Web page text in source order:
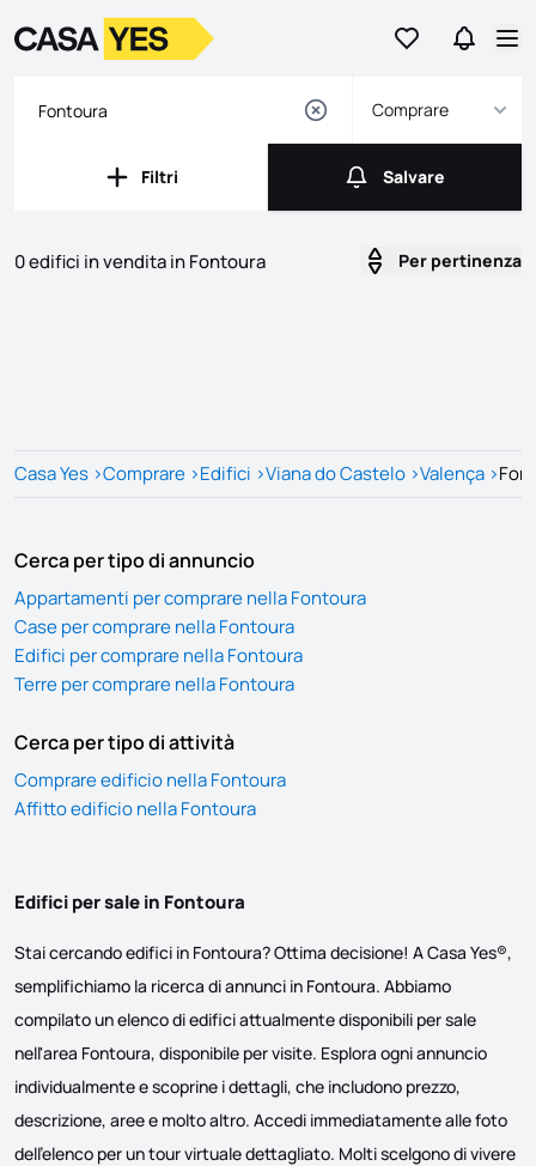
Vai ai preferiti
Vai a
LogoVai alla homepage
Comprare
Filtri
Filtri Salvare
Salvare
0 edifici in vendita in Fontoura Per pertinenza
Casa Yes >Comprare >Edifici >Viana do Castelo >Valença >
Cerca per tipo di annuncio
Appartamenti per comprare nella Fontoura
Case per comprare nella Fontoura
Edifici per comprare nella Fontoura
Terre per comprare nella Fontoura
Cerca per tipo di attività
Comprare edificio nella Fontoura
Affitto edificio nella Fontoura
Edifici per sale in Fontoura
Stai cercando edifici in Fontoura? Ottima decisione! A Casa Yes®,
semplifichiamo la ricerca di annunci in Fontoura. Abbiamo
compilato un elenco di edifici attualmente disponibili per sale
nell'area Fontoura, disponibile per visite. Esplora ogni annuncio
individualmente e scoprine i dettagli, che includono prezzo,
descrizione, aree e molto altro. Accedi immediatamente alle foto
dell'elenco per un tour virtuale dettagliato. Molti scelgono di vivere